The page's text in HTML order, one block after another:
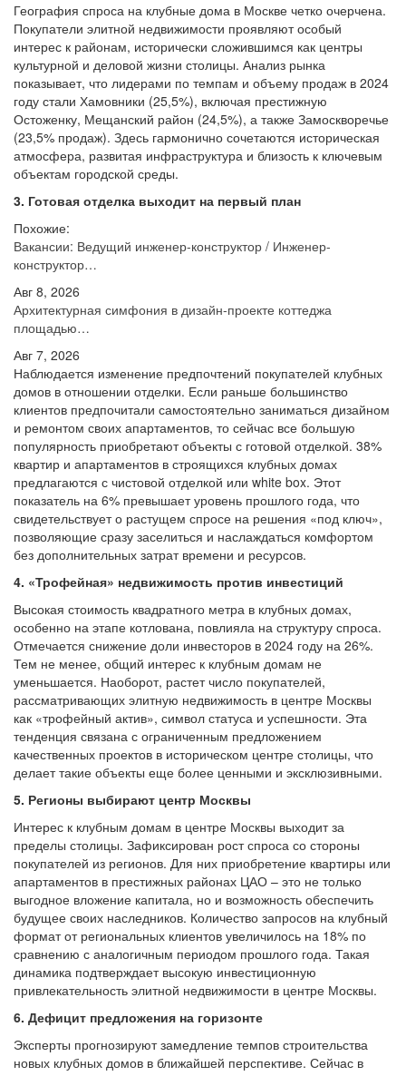
География спроса на клубные дома в Москве четко очерчена.
Покупатели элитной недвижимости проявляют особый
интерес к районам, исторически сложившимся как центры
культурной и деловой жизни столицы. Анализ рынка
показывает, что лидерами по темпам и объему продаж в 2024
году стали Хамовники (25,5%), включая престижную
Остоженку, Мещанский район (24,5%), а также Замоскворечье
(23,5% продаж). Здесь гармонично сочетаются историческая
атмосфера, развитая инфраструктура и близость к ключевым
объектам городской среды.
3. Готовая отделка выходит на первый план
Похожие:
Вакансии: Ведущий инженер-конструктор / Инженер-
конструктор…
Авг 8, 2026
Архитектурная симфония в дизайн-проекте коттеджа
площадью…
Авг 7, 2026
Наблюдается изменение предпочтений покупателей клубных
домов в отношении отделки. Если раньше большинство
клиентов предпочитали самостоятельно заниматься дизайном
и ремонтом своих апартаментов, то сейчас все большую
популярность приобретают объекты с готовой отделкой. 38%
квартир и апартаментов в строящихся клубных домах
предлагаются с чистовой отделкой или white box. Этот
показатель на 6% превышает уровень прошлого года, что
свидетельствует о растущем спросе на решения «под ключ»,
позволяющие сразу заселиться и наслаждаться комфортом
без дополнительных затрат времени и ресурсов.
4. «Трофейная» недвижимость против инвестиций
Высокая стоимость квадратного метра в клубных домах,
особенно на этапе котлована, повлияла на структуру спроса.
Отмечается снижение доли инвесторов в 2024 году на 26%.
Тем не менее, общий интерес к клубным домам не
уменьшается. Наоборот, растет число покупателей,
рассматривающих элитную недвижимость в центре Москвы
как «трофейный актив», символ статуса и успешности. Эта
тенденция связана с ограниченным предложением
качественных проектов в историческом центре столицы, что
делает такие объекты еще более ценными и эксклюзивными.
5. Регионы выбирают центр Москвы
Интерес к клубным домам в центре Москвы выходит за
пределы столицы. Зафиксирован рост спроса со стороны
покупателей из регионов. Для них приобретение квартиры или
апартаментов в престижных районах ЦАО – это не только
выгодное вложение капитала, но и возможность обеспечить
будущее своих наследников. Количество запросов на клубный
формат от региональных клиентов увеличилось на 18% по
сравнению с аналогичным периодом прошлого года. Такая
динамика подтверждает высокую инвестиционную
привлекательность элитной недвижимости в центре Москвы.
6. Дефицит предложения на горизонте
Эксперты прогнозируют замедление темпов строительства
новых клубных домов в ближайшей перспективе. Сейчас в